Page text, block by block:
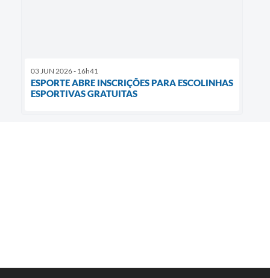
03 JUN 2026 - 16h41
ESPORTE ABRE INSCRIÇÕES PARA ESCOLINHAS
ESPORTIVAS GRATUITAS